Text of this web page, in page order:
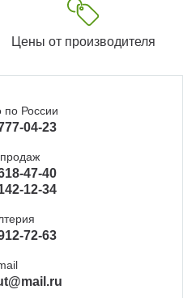
Цены от производителя
по России
04-23
47-40
12-34
72-63